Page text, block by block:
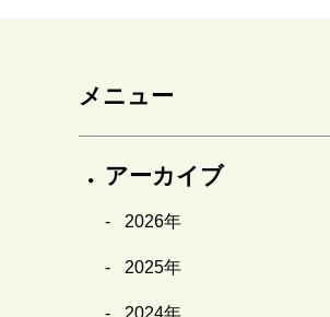
メニュー
アーカイブ
2026年
2025年
2024年